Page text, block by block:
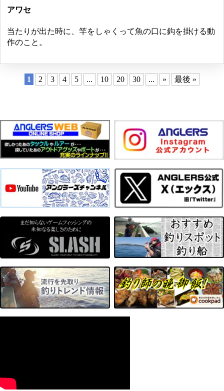
アワセ
当たりが出た時に、竿をしゃくって魚の口に鈎を掛ける動
作のこと。
1 2 3 4 5 ... 10 20 30 ... » 最後 »